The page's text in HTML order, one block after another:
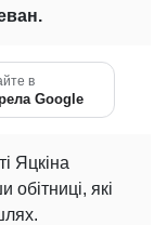
в
Google
Яцкіна
які